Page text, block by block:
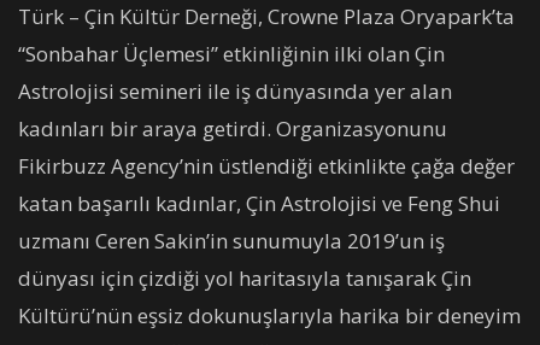
Türk – Çin Kültür Derneği, Crowne Plaza Oryapark’ta
“Sonbahar Üçlemesi” etkinliğinin ilki olan Çin
Astrolojisi semineri ile iş dünyasında yer alan
kadınları bir araya getirdi. Organizasyonunu
Fikirbuzz Agency’nin üstlendiği etkinlikte çağa değer
katan başarılı kadınlar, Çin Astrolojisi ve Feng Shui
uzmanı Ceren Sakin’in sunumuyla 2019’un iş
dünyası için çizdiği yol haritasıyla tanışarak Çin
Kültürü’nün eşsiz dokunuşlarıyla harika bir deneyim